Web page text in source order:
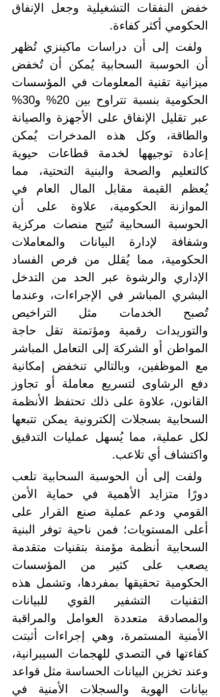
خفض النفقات التشغيلية وجعل الإنفاق
الحكومي أكثر كفاءة.
ولفت إلى أن دراسات ماكينزي تُظهر
أن الحوسبة السحابية يُمكن أن تُخفض
ميزانية تقنية المعلومات في المؤسسات
الحكومية بنسبة تتراوح بين 20% و30%
عبر تقليل الإنفاق على الأجهزة والصيانة
والطاقة​، وكل هذه المدخرات يُمكن
إعادة توجيهها لخدمة قطاعات حيوية
كالتعليم والصحة والبنية التحتية، مما
يُعظم القيمة مقابل المال العام في
الموازنة الحكومية، علاوة على أن
الحوسبة السحابية تُتيح منصات مركزية
وشفافة لإدارة البيانات والمعاملات
الحكومية، مما يُقلل من فرص الفساد
الإداري والرشوة عبر الحد من التدخل
البشري المباشر في الإجراءات، وعندما
تُصبح الخدمات مثل التراخيص
والتوريدات رقمية ومؤتمتة تقل حاجة
المواطن أو الشركة إلى التعامل المباشر
مع الموظفين، وبالتالي تنخفض إمكانية
دفع الرشاوى لتسريع معاملة أو تجاوز
القانون، علاوة على ذلك تحتفظ الأنظمة
السحابية بسجلات إلكترونية يمكن تتبعها
لكل عملية، مما يُسهل عمليات التدقيق
واكتشاف أي تلاعب.
ولفت إلى أن الحوسبة السحابية تلعب
دورًا متزايد الأهمية في حماية الأمن
القومي ودعم عملية صنع القرار على
أعلى المستويات؛ فمن ناحية توفر البنية
السحابية أنظمة مؤمنة بتقنيات متقدمة
يصعب على كثير من المؤسسات
الحكومية تحقيقها بمفردها، وتشمل هذه
التقنيات التشفير القوي للبيانات
والمصادقة متعددة العوامل والمراقبة
الأمنية المستمرة، وهي إجراءات أثبتت
كفاءتها في التصدي للهجمات السيبرانية​،
وعند تخزين البيانات الحساسة مثل قواعد
بيانات الهوية والسجلات الأمنية في